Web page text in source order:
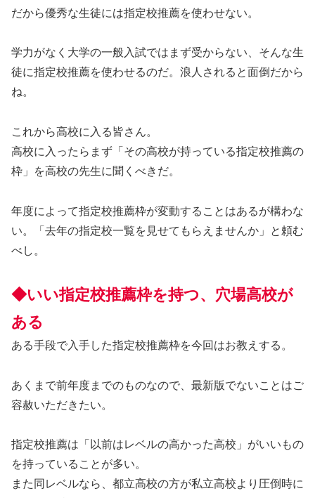
だから優秀な生徒には指定校推薦を使わせない。
学力がなく大学の一般入試ではまず受からない、そんな生
徒に指定校推薦を使わせるのだ。浪人されると面倒だから
ね。
これから高校に入る皆さん。
高校に入ったらまず「その高校が持っている指定校推薦の
枠」を高校の先生に聞くべきだ。
年度によって指定校推薦枠が変動することはあるが構わな
い。「去年の指定校一覧を見せてもらえませんか」と頼む
べし。
◆いい指定校推薦枠を持つ、穴場高校が
ある
ある手段で入手した指定校推薦枠を今回はお教えする。
あくまで前年度までのものなので、最新版でないことはご
容赦いただきたい。
指定校推薦は「以前はレベルの高かった高校」がいいもの
を持っていることが多い。
また同レベルなら、都立高校の方が私立高校より圧倒時に